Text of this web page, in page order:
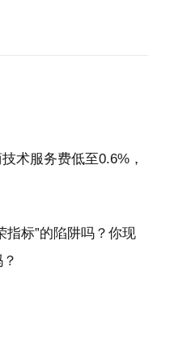
术服务费低至0.6%，
指标”的陷阱吗？你现